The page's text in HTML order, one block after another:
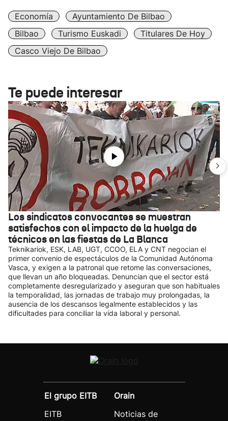
Economía
Ayuntamiento De Bilbao
Bilbao
Turismo Euskadi
Titulares De Hoy
Casco Viejo De Bilbao
Te puede interesar
Los sindicatos convocantes se muestran
satisfechos con el impacto de la huelga de
técnicos en las fiestas de La Blanca
Teknikariok, ESK, LAB, UGT, CCOO, ELA y CNT negocian el
primer convenio de espectáculos de la Comunidad Autónoma
Vasca, y exigen a la patronal que retome las conversaciones,
que llevan un año bloqueadas. Denuncian que el sector está
completamente desregularizado y aseguran que son habituales
la temporalidad, las jornadas de trabajo muy prolongadas, la
ausencia de los descansos legalmente establecidos y las
dificultades para conciliar la vida laboral y personal.
El grupo EITB
EITB
Orain
Noticias de